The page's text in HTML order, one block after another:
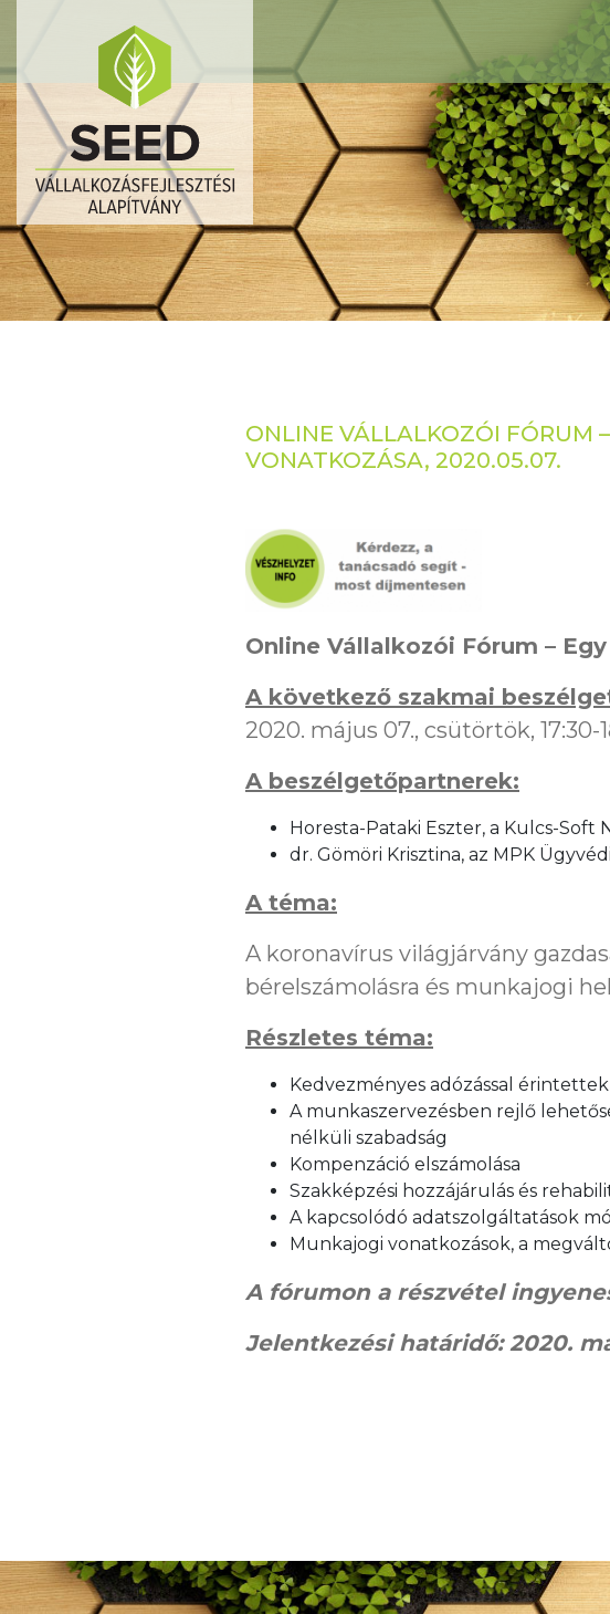
ONLINE VÁLLALKOZÓI FÓRUM
VONATKOZÁSA, 2020.05.07.
Online Vállalkozói Fórum –
A következő szakmai
2020. május 07., csütörtök, 17:30-
A beszélgetőpartnerek:
Horesta-Pataki Eszter, a Kulcs-
dr. Gömöri Krisztina, az MPK
A téma:
A koronavírus világjárvány
bérelszámolásra és munkajogi
Részletes téma:
Kedvezményes adózással
A munkaszervezésben rejlő
nélküli szabadság
Kompenzáció elszámolása
Szakképzési hozzájárulás és
A kapcsolódó adatszolgáltatások
Munkajogi vonatkozások, a
A fórumon a részvétel
Jelentkezési határidő: 2020.